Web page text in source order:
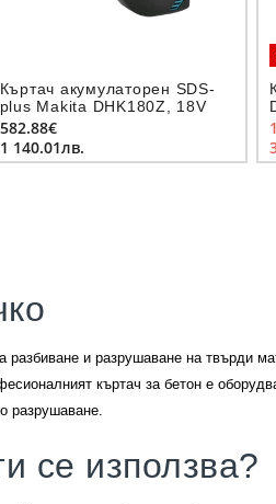
Къртач акумулаторен SDS-
plus Makita DHK180Z, 18V
582.88€
1 140.01лв.
разбиване и разрушаване на твърди
къртач за бетон е
разрушаване.
се използва?